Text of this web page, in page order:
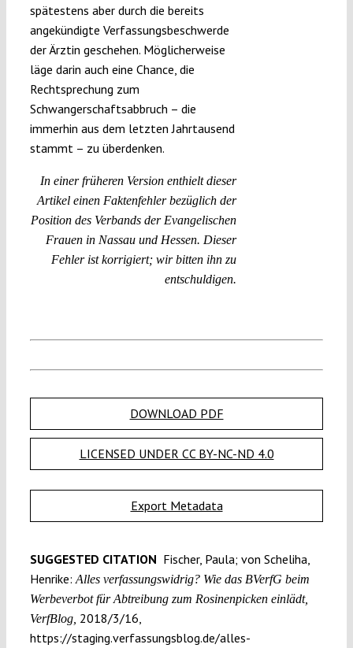
spätestens aber durch die bereits
angekündigte Verfassungsbeschwerde
der Ärztin geschehen. Möglicherweise
läge darin auch eine Chance, die
Rechtsprechung zum
Schwangerschaftsabbruch – die
immerhin aus dem letzten Jahrtausend
stammt – zu überdenken.
In einer früheren Version enthielt dieser
Artikel einen Faktenfehler bezüglich der
Position des Verbands der Evangelischen
Frauen in Nassau und Hessen. Dieser
Fehler ist korrigiert; wir bitten ihn zu
entschuldigen.
DOWNLOAD PDF
LICENSED UNDER CC BY-NC-ND 4.0
Export Metadata
SUGGESTED CITATION Fischer, Paula; von Scheliha,
Henrike: Alles verfassungs­widrig? Wie das BVerfG beim
Werbeverbot für Abtreibung zum Rosinen­picken einlädt,
VerfBlog, 2018/3/16,
https://staging.verfassungsblog.de/alles-